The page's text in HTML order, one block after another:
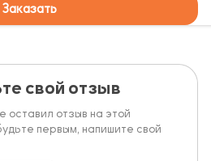
Заказать
свой отзыв
оставил отзыв на этой
первым, напишите свой